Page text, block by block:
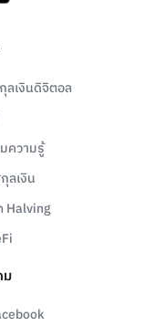
ลเงินดิจิตอล
ความรู้
ลเงิน
Halving